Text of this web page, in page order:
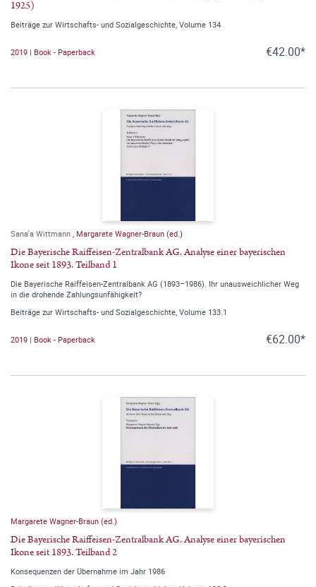
1925)
Beiträge zur Wirtschafts- und Sozialgeschichte, Volume 134
2019 | Book - Paperback €42.00*
Sana'a Wittmann , Margarete Wagner-Braun (ed.)
Die Bayerische Raiffeisen-Zentralbank AG. Analyse einer bayerischen
Ikone seit 1893. Teilband 1
Die Bayerische Raiffeisen-Zentralbank AG (1893–1986). Ihr unausweichlicher Weg
in die drohende Zahlungsunfähigkeit?
Beiträge zur Wirtschafts- und Sozialgeschichte, Volume 133.1
2019 | Book - Paperback €62.00*
Margarete Wagner-Braun (ed.)
Die Bayerische Raiffeisen-Zentralbank AG. Analyse einer bayerischen
Ikone seit 1893. Teilband 2
Konsequenzen der Übernahme im Jahr 1986